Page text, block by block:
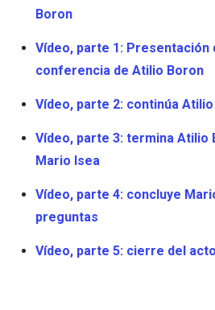
Boron
Vídeo, parte 1: Presentación
conferencia de Atilio Boron
Vídeo, parte 2: continúa
Vídeo, parte 3: termina Atilio
Mario Isea
Vídeo, parte 4: concluye
preguntas
Vídeo, parte 5: cierre del acto